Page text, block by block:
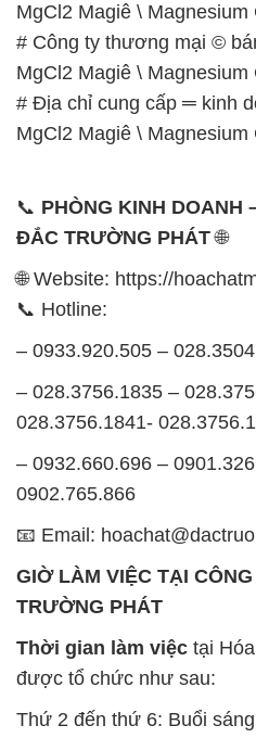
MgCl2 Magiê \
# Công ty thương mại ©
MgCl2 Magiê \
# Địa chỉ cung cấp ═ kinh
MgCl2 Magiê \
📞 PHÒNG KINH DOANH
ĐẮC TRƯỜNG PHÁT🌐
🌐 Website: https://
📞 Hotline:
– 0933.920.505 –
– 028.3756.1835 –
028.3756.1841-
– 0932.660.696 –
0902.765.866
📧 Email:
GIỜ LÀM VIỆC TẠI
TRƯỜNG PHÁT
Thời gian làm việc tại
được tổ chức như sau:
Thứ 2 đến thứ 6: Buổi